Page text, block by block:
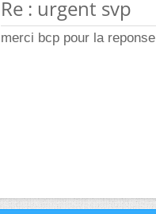
Re : urgent svp
merci bcp pour la reponse